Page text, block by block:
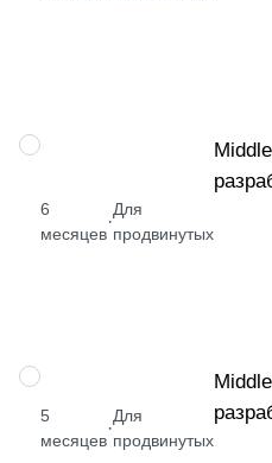
ПРОФЕССИЯ
6
месяцев
·
Для
продвинутых
ПРОФЕССИЯ
5
месяцев
·
Для
продвинутых